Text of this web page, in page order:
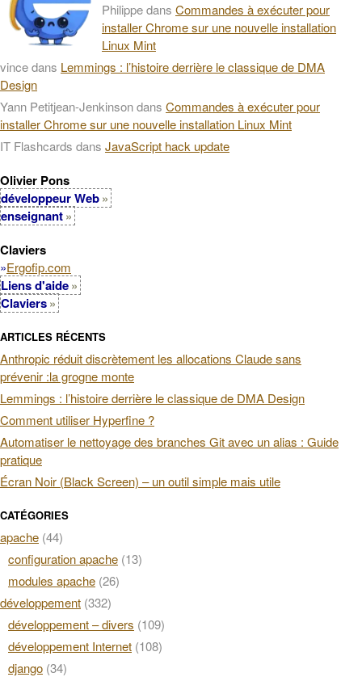
Philippedans Commandes à exécuter pour
installer Chrome sur une nouvelle installation
Linux Mint
vincedans Lemmings : l’histoire derrière le classique de DMA
Design
Yann Petitjean-Jenkinsondans Commandes à exécuter pour
installer Chrome sur une nouvelle installation Linux Mint
IT Flashcards dans JavaScript hack update
Olivier Pons
développeur Web
enseignant
Claviers
»Ergofip.com
Liens d'aide
Claviers
ARTICLES RÉCENTS
Anthropic réduit discrètement les allocations Claude sans
prévenir :la grogne monte
Lemmings : l’histoire derrière le classique de DMA Design
Comment utiliser Hyperfine ?
Automatiser le nettoyage des branches Git avec un alias : Guide
pratique
Écran Noir (Black Screen) – un outil simple mais utile
CATÉGORIES
apache (44)
configuration apache (13)
modules apache (26)
développement (332)
développement – divers (109)
développement Internet (108)
django (34)